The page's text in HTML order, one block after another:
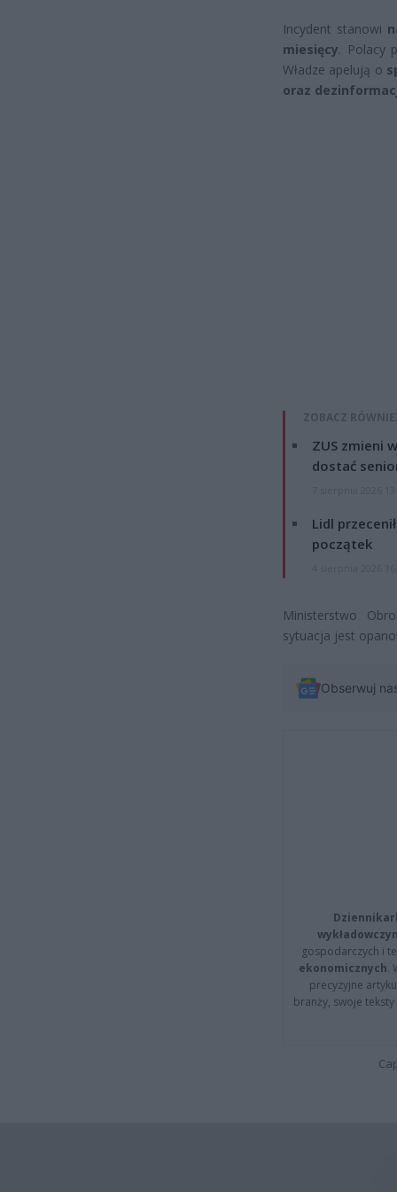
Incydent stanowi
miesięcy. Polacy
Władze apelują o
oraz
ZOBACZ
ZUS zmieni
dostać
Lidl
początek
Ministerstwo
sytuacja jest
Obserwuj
gospodarczych i
ekonomicznych.
precyzyjne
branży, swoje